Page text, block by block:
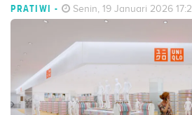
PRATIWI - Senin, 19 Januari 2026